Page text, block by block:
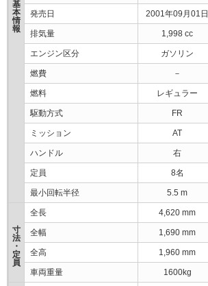
基
本
情
報
発売日 2001年09月01日
排気量 1,998 cc
エンジン区分 ガソリン
燃費 －
燃料 レギュラー
駆動方式 FR
ミッション AT
ハンドル 右
定員 8名
最小回転半径 5.5 m
寸
法
・
定
員
全長 4,620 mm
全幅 1,690 mm
全高 1,960 mm
車両重量 1600kg